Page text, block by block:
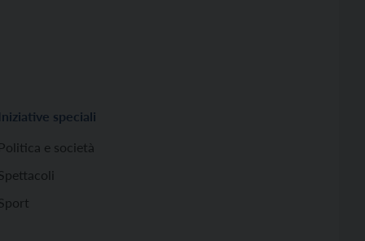
Iniziative speciali
Politica e società